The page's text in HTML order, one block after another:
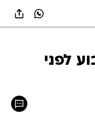
לפני